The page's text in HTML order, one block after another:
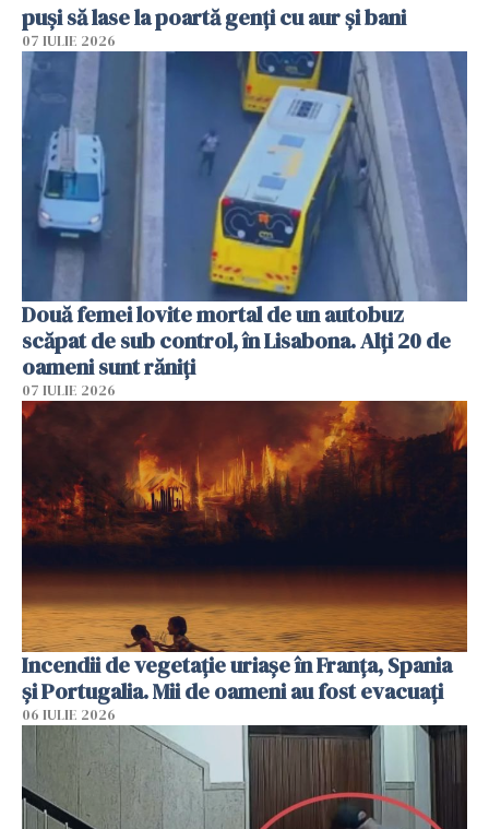
puși să lase la poartă genți cu aur și bani
07 IULIE 2026
Două femei lovite mortal de un autobuz
scăpat de sub control, în Lisabona. Alți 20 de
oameni sunt răniți
07 IULIE 2026
Incendii de vegetație uriașe în Franța, Spania
și Portugalia. Mii de oameni au fost evacuați
06 IULIE 2026